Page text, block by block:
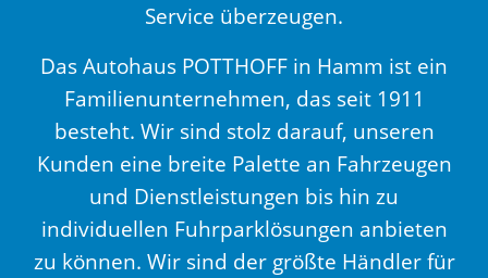
Service überzeugen.
Das Autohaus POTTHOFF in Hamm ist ein
Familienunternehmen, das seit 1911
besteht. Wir sind stolz darauf, unseren
Kunden eine breite Palette an Fahrzeugen
und Dienstleistungen bis hin zu
individuellen Fuhrparklösungen anbieten
zu können. Wir sind der größte Händler für